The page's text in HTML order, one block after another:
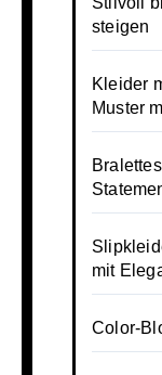
steigen
Kleider
Muster
mit
Color-